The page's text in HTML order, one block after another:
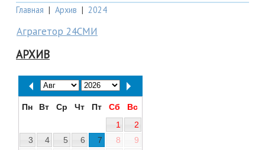
Главная | Архив | 2024
Аграгетор 24СМИ
АРХИВ
Пн Вт Ср Чт Пт Сб
Вс
1
2
3
4 5 6 7 8
9